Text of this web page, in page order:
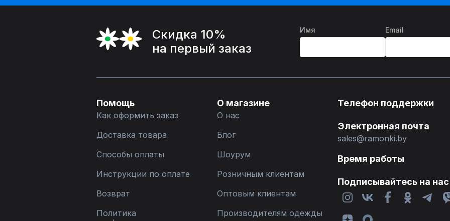
Скидка 10%
на первый заказ
Имя Email
Помощь
Как оформить заказ
Доставка товара
Способы оплаты
Инструкции по оплате
Возврат
Политика
О магазине
О нас
Блог
Шоурум
Розничным клиентам
Оптовым клиентам
Производителям одежды
Телефон поддержки
Электронная почта
sales@ramonki.by
Время работы
Подписывайтесь на нас